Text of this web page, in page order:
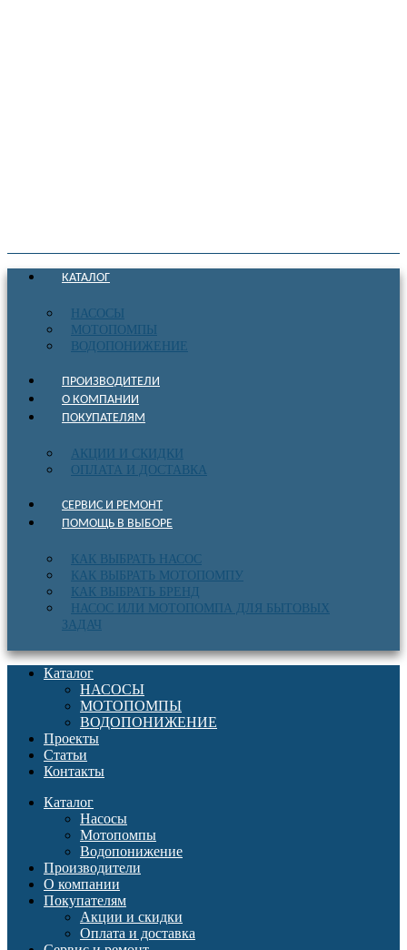
КАТАЛОГ
НАСОСЫ
МОТОПОМПЫ
ВОДОПОНИЖЕНИЕ
ПРОИЗВОДИТЕЛИ
О КОМПАНИИ
ПОКУПАТЕЛЯМ
АКЦИИ И СКИДКИ
ОПЛАТА И ДОСТАВКА
СЕРВИС И РЕМОНТ
ПОМОЩЬ В ВЫБОРЕ
КАК ВЫБРАТЬ НАСОС
КАК ВЫБРАТЬ МОТОПОМПУ
КАК ВЫБРАТЬ БРЕНД
НАСОС ИЛИ МОТОПОМПА ДЛЯ БЫТОВЫХ
ЗАДАЧ
Каталог
НАСОСЫ
МОТОПОМПЫ
ВОДОПОНИЖЕНИЕ
Проекты
Статьи
Контакты
Каталог
Насосы
Мотопомпы
Водопонижение
Производители
О компании
Покупателям
Акции и скидки
Оплата и доставка